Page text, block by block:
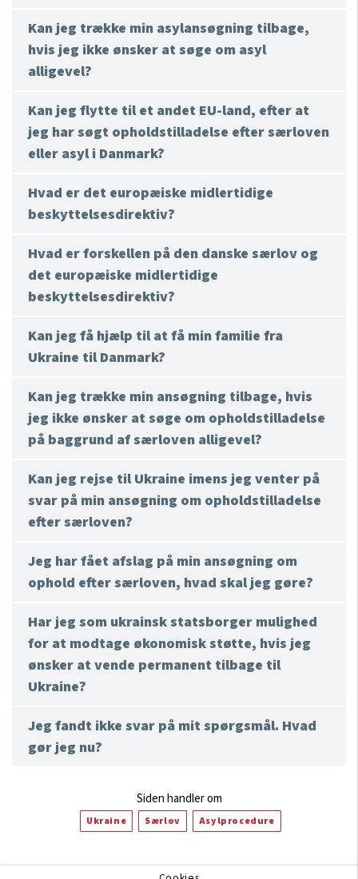
Kan jeg trække min asylansøgning tilbage,
hvis jeg ikke ønsker at søge om asyl
alligevel?
Kan jeg flytte til et andet EU-land, efter at
jeg har søgt opholdstilladelse efter særloven
eller asyl i Danmark?
Hvad er det europæiske midlertidige
beskyttelsesdirektiv?
Hvad er forskellen på den danske særlov og
det europæiske midlertidige
beskyttelsesdirektiv?
Kan jeg få hjælp til at få min familie fra
Ukraine til Danmark?
Kan jeg trække min ansøgning tilbage, hvis
jeg ikke ønsker at søge om opholdstilladelse
på baggrund af særloven alligevel?
Kan jeg rejse til Ukraine imens jeg venter på
svar på min ansøgning om opholdstilladelse
efter særloven?
Jeg har fået afslag på min ansøgning om
ophold efter særloven, hvad skal jeg gøre?
Har jeg som ukrainsk statsborger mulighed
for at modtage økonomisk støtte, hvis jeg
ønsker at vende permanent tilbage til
Ukraine?
Jeg fandt ikke svar på mit spørgsmål. Hvad
gør jeg nu?
Siden handler om
Ukraine Særlov Asylprocedure